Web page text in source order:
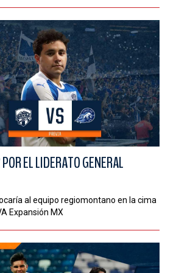
EL LIDERATO GENERAL
al equipo regiomontano en la cima
Expansión MX